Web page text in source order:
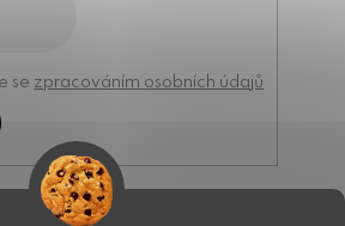
se zpracováním osobních údajů